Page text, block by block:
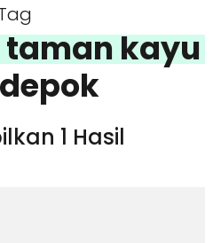
kayu
1 Hasil